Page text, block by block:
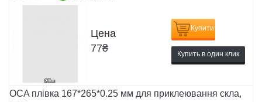
Цена
77₴
Купити
Купить в один клик
OCA плівка 167*265*0.25 мм для приклеювання скла,